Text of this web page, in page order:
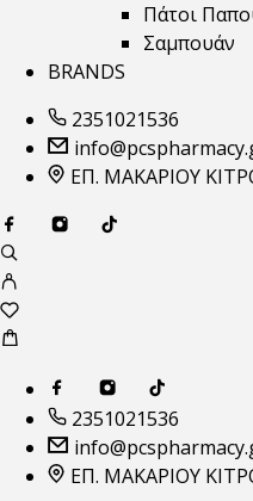
Πάτοι
Σαμπουάν
BRANDS
2351021536
ΕΠ. ΜΑΚΑΡΙΟΥ
2351021536
ΕΠ. ΜΑΚΑΡΙΟΥ